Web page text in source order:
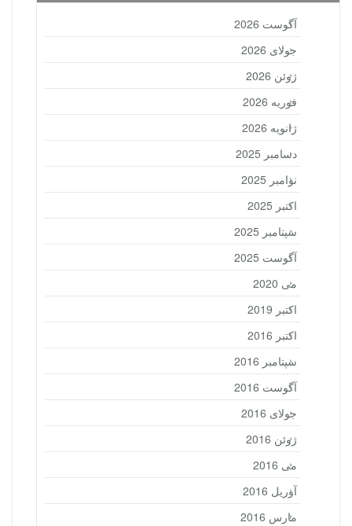
آگوست 2026
جولای 2026
ژوئن 2026
فوریه 2026
ژانویه 2026
دسامبر 2025
نوامبر 2025
اکتبر 2025
سپتامبر 2025
آگوست 2025
می 2020
اکتبر 2019
اکتبر 2016
سپتامبر 2016
آگوست 2016
جولای 2016
ژوئن 2016
می 2016
آوریل 2016
مارس 2016